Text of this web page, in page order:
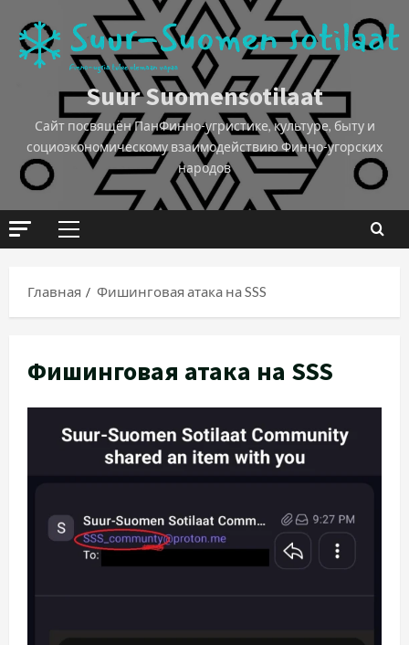
Suur Suomensotilaat
Сайт посвящён ПанФинно-угристике, культуре, быту и
социоэкономическому взаимодействию Финно-угорских
народов
Главная Фишинговая атака на SSS
Фишинговая атака на SSS